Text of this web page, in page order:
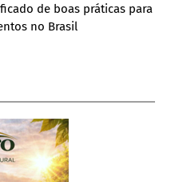
de boas práticas para
no Brasil